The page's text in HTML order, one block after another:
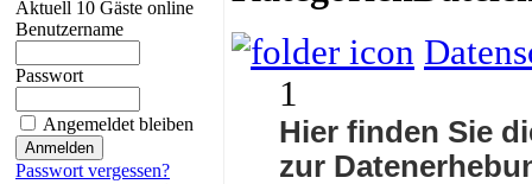
Aktuell 10 Gäste online
Benutzername
Passwort
Angemeldet bleiben
Passwort vergessen?
1
Hier finden Sie
zur